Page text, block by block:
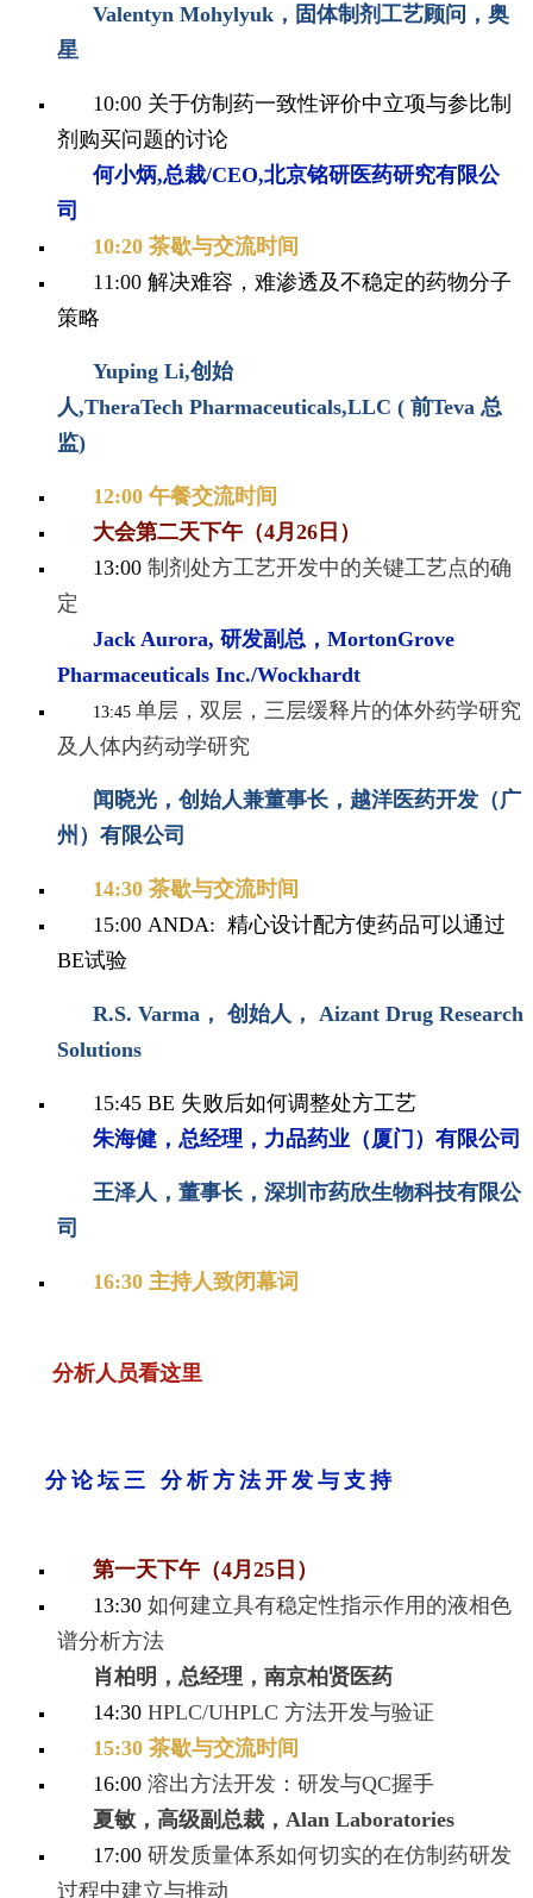
Valentyn Mohylyuk，固体制剂工艺顾问，奥
星
10:00 关于仿制药一致性评价中立项与参比制
剂购买问题的讨论
何小炳,总裁/CEO,北京铭研医药研究有限公
司
10:20 茶歇与交流时间
11:00 解决难容，难渗透及不稳定的药物分子
策略
Yuping Li,创始
人,TheraTech Pharmaceuticals,LLC ( 前Teva 总
监)
12:00 午餐交流时间
大会第二天下午（4月26日）
13:00 制剂处方工艺开发中的关键工艺点的确
定
Jack Aurora, 研发副总，MortonGrove
Pharmaceuticals Inc./Wockhardt
13:45 单层，双层，三层缓释片的体外药学研究
及人体内药动学研究
闻晓光，创始人兼董事长，越洋医药开发（广
州）有限公司
14:30 茶歇与交流时间
15:00 ANDA: 精心设计配方使药品可以通过
BE试验
R.S. Varma， 创始人， Aizant Drug Research
Solutions
15:45 BE 失败后如何调整处方工艺
朱海健，总经理，力品药业（厦门）有限公司
王泽人，董事长，深圳市药欣生物科技有限公
司
16:30 主持人致闭幕词
分析人员看这里
分论坛三 分析方法开发与支持
第一天下午（4月25日）
13:30 如何建立具有稳定性指示作用的液相色
谱分析方法
肖柏明，总经理，南京柏贤医药
14:30 HPLC/UHPLC 方法开发与验证
15:30 茶歇与交流时间
16:00 溶出方法开发：研发与QC握手
夏敏，高级副总裁，Alan Laboratories
17:00 研发质量体系如何切实的在仿制药研发
过程中建立与推动